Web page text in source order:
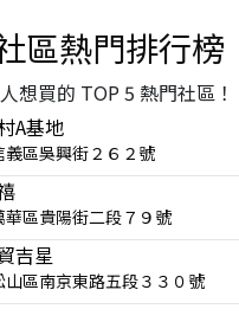
區熱門排行榜
想買的 TOP 5 熱門社區！
A基地
義區吳興街２６２號
華區貴陽街二段７９號
吉星
山區南京東路五段３３０號